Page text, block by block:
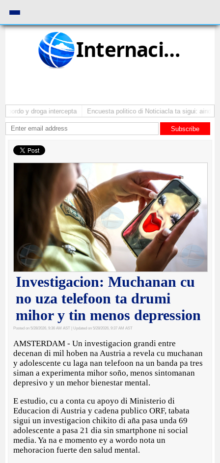
Internacional
y droga intercepta Encuesta politico di Noticiacla ta sigui: ainda
Subscribe
Investigacion: Muchanan cu
no uza telefoon ta drumi
mihor y tin menos depression
Posted on 5/28/2026, 9:36 AM AST | Updated on 5/28/2026, 9:37 AM AST
AMSTERDAM - Un investigacion grandi entre
decenan di mil hoben na Austria a revela cu muchanan
y adolescente cu laga nan telefoon na un banda pa tres
siman a experimenta mihor soño, menos sintomanan
depresivo y un mehor bienestar mental.
E estudio, cu a conta cu apoyo di Ministerio di
Educacion di Austria y cadena publico ORF, tabata
sigui un investigacion chikito di aña pasa unda 69
adolescente a pasa 21 dia sin smartphone ni social
media. Ya na e momento ey a wordo nota un
mehoracion fuerte den salud mental.